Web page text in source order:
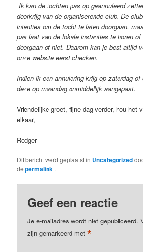
Ik kan de tochten pas op geannuleerd
doorkrijg van de organiserende club. De
intenties om de tocht te laten doorgaan,
pas laat van de lokale instanties te horen
doorgaan of niet. Daarom kan je best altijd
onze website eerst checken.
Indien ik een annulering krijg op zaterdag of
deze op maandag onmiddellijk aangepast.
Vriendelijke groet, fijne dag verder, hou het
elkaar,
Rodger
Dit bericht werd geplaatst in Uncategorized
depermalink .
Geef een reactie
Je e-mailadres wordt niet gepubliceerd.
zijn gemarkeerd met*